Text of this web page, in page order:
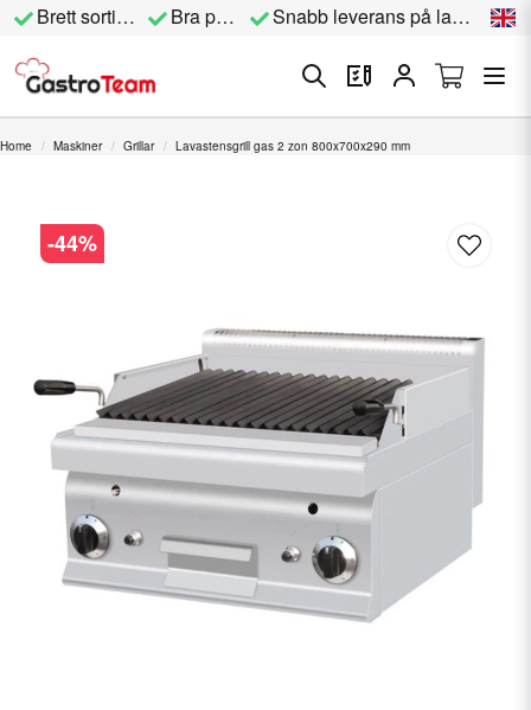
Brett sortiment Bra priser Snabb leverans på lagervara
Home Maskiner Grillar Lavastensgrill gas 2 zon 800x700x290 mm
-44%